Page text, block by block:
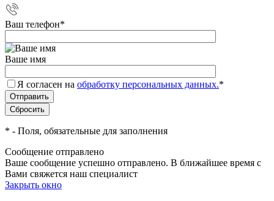
Ваш телефон*
Ваше имя
Я согласен на обработку персональных данных.*
* - Поля, обязательные для заполнения
Сообщение отправлено
Ваше сообщение успешно отправлено. В ближайшее время с
Вами свяжется наш специалист
Закрыть окно